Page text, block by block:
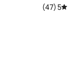
متوسط التقييم 5 من 5، 47 مراجعات
5 (47)